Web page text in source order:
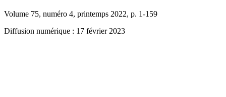
Volume 75, numéro 4, printemps 2022, p. 1-159
Diffusion numérique : 17 février 2023